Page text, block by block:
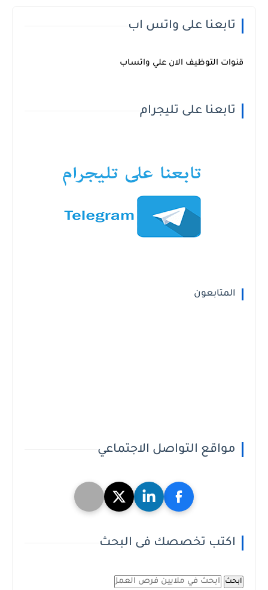
تابعنا على واتس اب
قنوات التوظيف الان علي واتساب
تابعنا على تليجرام
المتابعون
مواقع التواصل الاجتماعي
اكتب تخصصك فى البحث
ابحث